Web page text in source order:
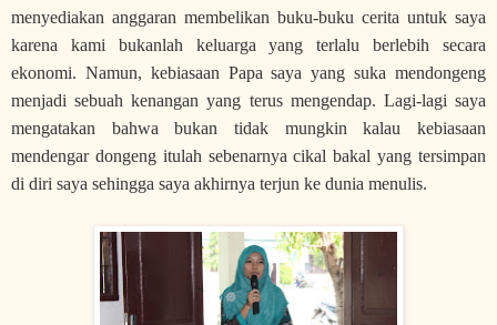
menyediakan anggaran membelikan buku-buku cerita untuk saya
karena kami bukanlah keluarga yang terlalu berlebih secara
ekonomi. Namun, kebiasaan Papa saya yang suka mendongeng
menjadi sebuah kenangan yang terus mengendap. Lagi-lagi saya
mengatakan bahwa bukan tidak mungkin kalau kebiasaan
mendengar dongeng itulah sebenarnya cikal bakal yang tersimpan
di diri saya sehingga saya akhirnya terjun ke dunia menulis.